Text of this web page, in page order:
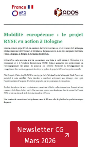
Newsletter CG
Mars 2026